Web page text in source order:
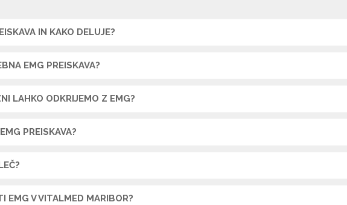
IN KAKO DELUJE?
EMG PREISKAVA?
LAHKO ODKRIJEMO Z EMG?
PREISKAVA?
EMG V VITALMED MARIBOR?